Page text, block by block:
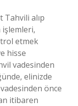
Tahvili alıp
işlemleri,
etmek
hisse
vadesinden
elinizde
önce
itibaren